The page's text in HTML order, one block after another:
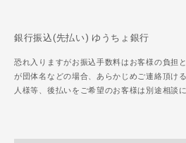
銀行振込(先払い) ゆうちょ銀行
恐れ入りますがお振込手数料はお客様の負担
が団体名などの場合、あらかじめご連絡頂け
人様等、後払いをご希望のお客様は別途相談